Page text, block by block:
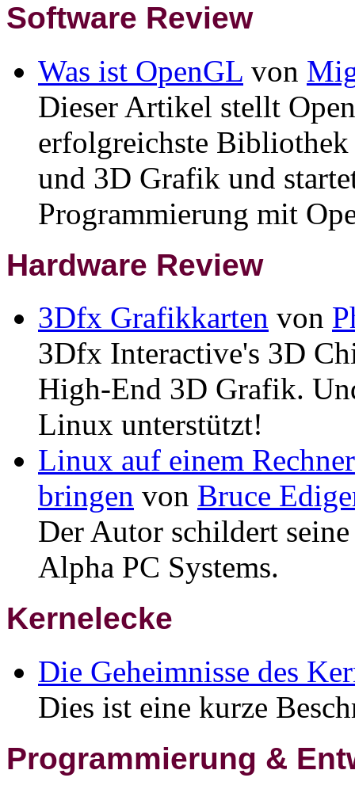
Software Review
Was ist OpenGL von
Dieser Artikel stellt
erfolgreichste
und 3D Grafik und
Programmierung mit
Hardware Review
3Dfx Grafikkarten von
3Dfx Interactive's 3D
High-End 3D Grafik.
Linux unterstützt!
Linux auf einem
bringen von Bruce
Der Autor schildert
Alpha PC Systems.
Kernelecke
Die Geheimnisse des
Dies ist eine kurze
Programmierung &